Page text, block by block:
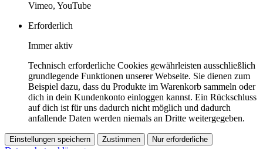
Vimeo, YouTube
Erforderlich
Immer aktiv
Technisch erforderliche Cookies gewährleisten ausschließlich
grundlegende Funktionen unserer Webseite. Sie dienen zum
Beispiel dazu, dass du Produkte im Warenkorb sammeln oder
dich in dein Kundenkonto einloggen kannst. Ein Rückschluss
auf dich ist für uns dadurch nicht möglich und dadurch
anfallende Daten werden niemals an Dritte weitergegeben.
Einstellungen speichern Zustimmen Nur erforderliche